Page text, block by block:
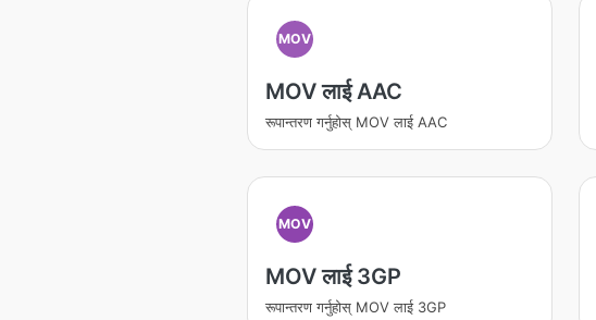
MOV
MOV लाई AAC
रूपान्तरण गर्नुहोस् MOV लाई AAC
MOV
MOV लाई 3GP
रूपान्तरण गर्नुहोस् MOV लाई 3GP